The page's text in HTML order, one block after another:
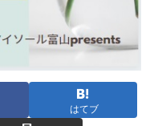
はてブ